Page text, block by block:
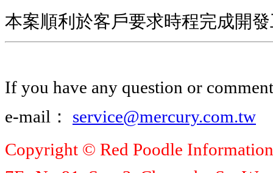
本案順利於客戶要求時程完成開
If you have any question or
e-mail： service@mercury.com.tw
Copyright © Red Poodle